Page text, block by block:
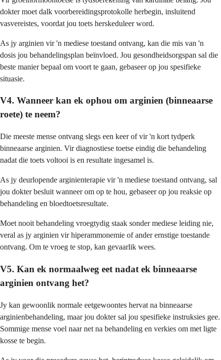
dokter moet dalk voorbereidingsprotokolle herbegin, insluitend
vasvereistes, voordat jou toets herskeduleer word.
As jy arginien vir 'n mediese toestand ontvang, kan die mis van 'n
dosis jou behandelingsplan beïnvloed. Jou gesondheidsorgspan sal die
beste manier bepaal om voort te gaan, gebaseer op jou spesifieke
situasie.
V4. Wanneer kan ek ophou om arginien (binneaarse
roete) te neem?
Die meeste mense ontvang slegs een keer of vir 'n kort tydperk
binneaarse arginien. Vir diagnostiese toetse eindig die behandeling
nadat die toets voltooi is en resultate ingesamel is.
As jy deurlopende arginienterapie vir 'n mediese toestand ontvang, sal
jou dokter besluit wanneer om op te hou, gebaseer op jou reaksie op
behandeling en bloedtoetsresultate.
Moet nooit behandeling vroegtydig staak sonder mediese leiding nie,
veral as jy arginien vir hiperammonemie of ander ernstige toestande
ontvang. Om te vroeg te stop, kan gevaarlik wees.
V5. Kan ek normaalweg eet nadat ek binneaarse
arginien ontvang het?
Jy kan gewoonlik normale eetgewoontes hervat na binneaarse
arginienbehandeling, maar jou dokter sal jou spesifieke instruksies gee.
Sommige mense voel naar net na behandeling en verkies om met ligte
kosse te begin.